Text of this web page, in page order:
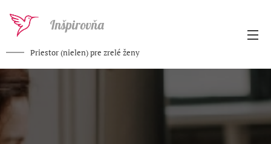
Inšpirovňa
Priestor (nielen) pre zrelé ženy